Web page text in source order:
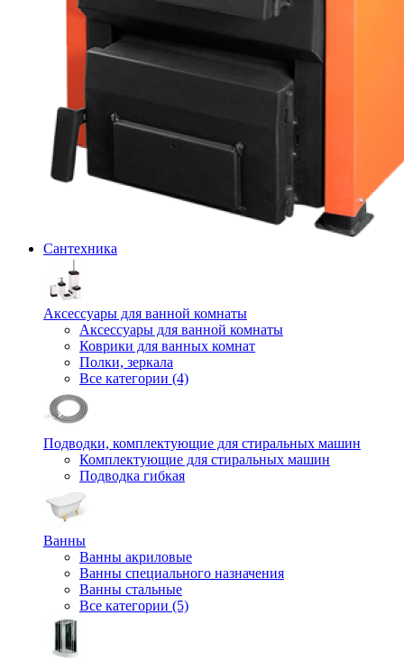
Сантехника
Аксессуары для ванной комнаты
Аксессуары для ванной комнаты
Коврики для ванных комнат
Полки, зеркала
Все категории (4)
Подводки, комплектующие для стиральных машин
Комплектующие для стиральных машин
Подводка гибкая
Ванны
Ванны акриловые
Ванны специального назначения
Ванны стальные
Все категории (5)